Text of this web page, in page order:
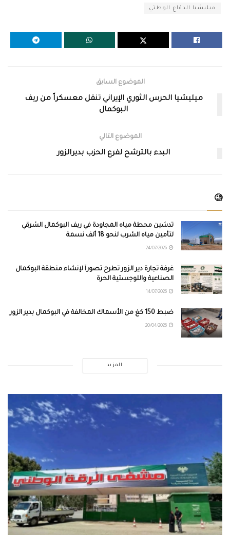
ميليشيا الدفاع الوطني
الموضوع السابق
ميليشيا الحرس الثوري الإيراني تنقل معسكراً من ريف
البوكمال
الموضوع التالي
البدء بالترشح لفرع الحزب بديرالزور
🧐
تدشين محطة مياه المجاودة في ريف البوكمال الشرقي
لتأمين مياه الشرب لنحو 18 ألف نسمة
غرفة تجارة دير الزور تطرح تصوراً لإنشاء منطقة البوكمال
الصناعية واللوجستية الحرة
ضبط 150 كغ من الأسماك المخالفة في البوكمال بدير الزور
المزيد